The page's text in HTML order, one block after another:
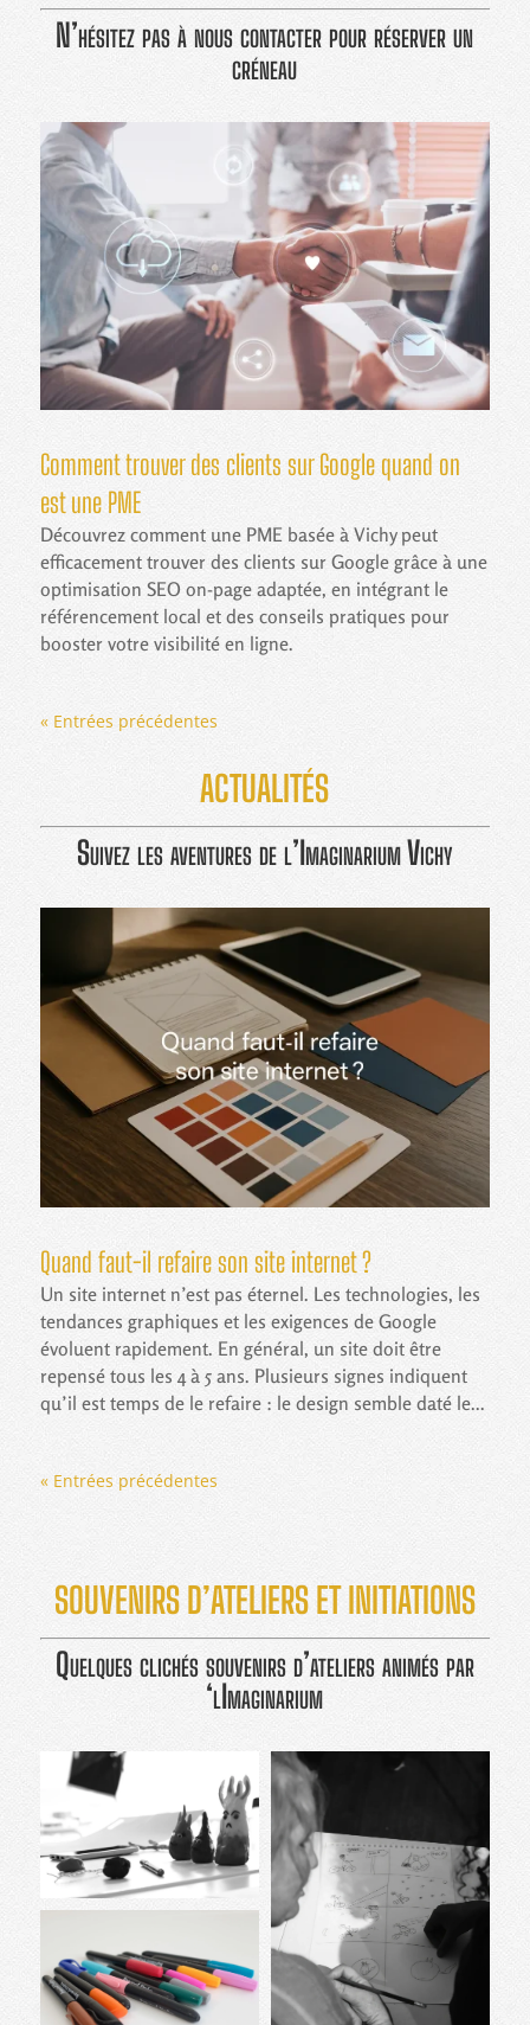
N’hésitez pas à nous contacter pour réserver un
créneau
Comment trouver des clients sur Google quand on
est une PME
Découvrez comment une PME basée à Vichy peut
efficacement trouver des clients sur Google grâce à une
optimisation SEO on-page adaptée, en intégrant le
référencement local et des conseils pratiques pour
booster votre visibilité en ligne.
« Entrées précédentes
ACTUALITÉS
Suivez les aventures de l’ImaginariumVichy
Quand faut-il refaire son site internet ?
Un site internet n’est pas éternel. Les technologies, les
tendances graphiques et les exigences de Google
évoluent rapidement. En général, un site doit être
repensé tous les 4 à 5 ans. Plusieurs signes indiquent
qu’il est temps de le refaire : le design semble daté le...
« Entrées précédentes
SOUVENIRS D’ATELIERS ET INITIATIONS
Quelques clichés souvenirs d’ateliers animés par
‘lImaginarium